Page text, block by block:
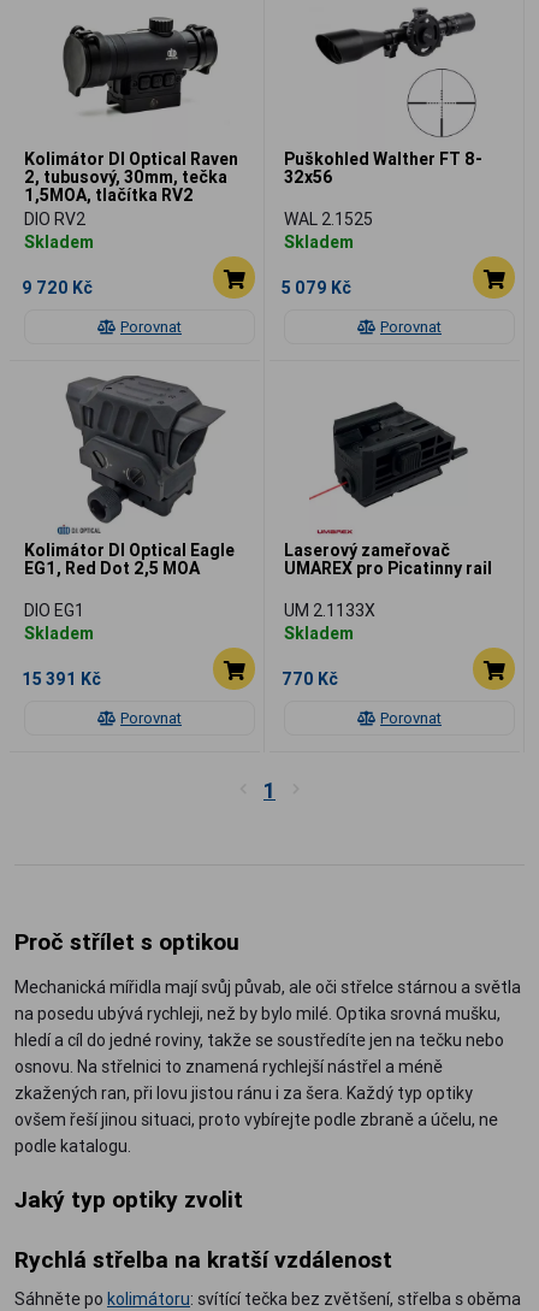
Porovnat
Kolimátor DI Optical Raven
2, tubusový, 30mm, tečka
1,5MOA, tlačítka RV2
DIO RV2
Skladem
9 720 Kč
Porovnat
Puškohled Walther FT 8-
32x56
WAL 2.1525
Skladem
5 079 Kč
Porovnat
Kolimátor DI Optical Eagle
EG1, Red Dot 2,5 MOA
DIO EG1
Skladem
15 391 Kč
Porovnat
Laserový zameřovač
UMAREX pro Picatinny rail
UM 2.1133X
Skladem
770 Kč
1
Proč střílet s optikou
Mechanická mířidla mají svůj půvab, ale oči střelce stárnou a světla
na posedu ubývá rychleji, než by bylo milé. Optika srovná mušku,
hledí a cíl do jedné roviny, takže se soustředíte jen na tečku nebo
osnovu. Na střelnici to znamená rychlejší nástřel a méně
zkažených ran, při lovu jistou ránu i za šera. Každý typ optiky
ovšem řeší jinou situaci, proto vybírejte podle zbraně a účelu, ne
podle katalogu.
Jaký typ optiky zvolit
Rychlá střelba na kratší vzdálenost
Sáhněte po kolimátoru: svítící tečka bez zvětšení, střelba s oběma